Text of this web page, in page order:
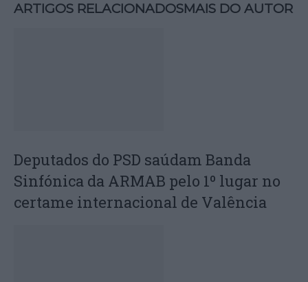
ARTIGOS RELACIONADOSMAIS DO AUTOR
Deputados do PSD saúdam Banda
Sinfónica da ARMAB pelo 1º lugar no
certame internacional de Valência